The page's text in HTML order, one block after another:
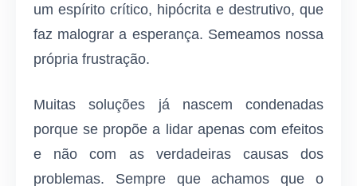
um espírito crítico, hipócrita e destrutivo, que
faz malograr a esperança. Semeamos nossa
própria frustração.
Muitas soluções já nascem condenadas
porque se propõe a lidar apenas com efeitos
e não com as verdadeiras causas dos
problemas. Sempre que achamos que o